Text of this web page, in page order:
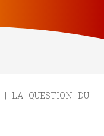
| LA QUESTION DU